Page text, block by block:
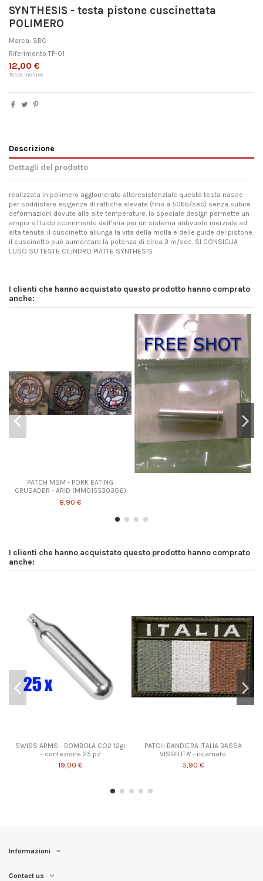
SYNTHESIS - testa pistone cuscinettata
POLIMERO
Marca: SRC
Riferimento TP-01
12,00 €
Tasse incluse
Descrizione
Dettagli del prodotto
realizzata in polimero agglomerato altoresistenziale questa testa nasce
per soddisfare esigenze di raffiche elevate (fino a 50bb/sec) senza subire
deformazioni dovute alle alte temperature. lo speciale design permette un
ampio e fluido scorrimento dell’aria per un sistema antivuoto inerziale ad
alta tenuta. il cuscinetto allunga la vita della molla e delle guide del pistone.
il cuscinetto può aumentare la potenza di circa 3 m/sec. SI CONSIGLIA
L'USO SU TESTE CILINDRO PIATTE SYNTHESIS
I clienti che hanno acquistato questo prodotto hanno comprato
anche:
PATCH MSM - PORK EATING
CRUSADER - ARID (MM015530306)
8,90 €
I clienti che hanno acquistato questo prodotto hanno comprato
anche:
SWISS ARMS - BOMBOLA CO2 12gr
- confezione 25 pz
19,00 €
PATCH BANDIERA ITALIA BASSA
VISIBILITA' - ricamato
5,90 €
Informazioni
Contact us